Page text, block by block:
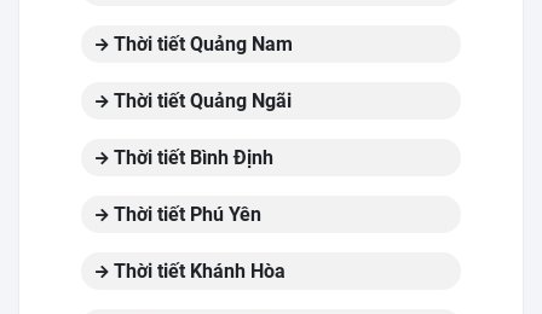
Thời tiết Quảng Nam
Thời tiết Quảng Ngãi
Thời tiết Bình Định
Thời tiết Phú Yên
Thời tiết Khánh Hòa